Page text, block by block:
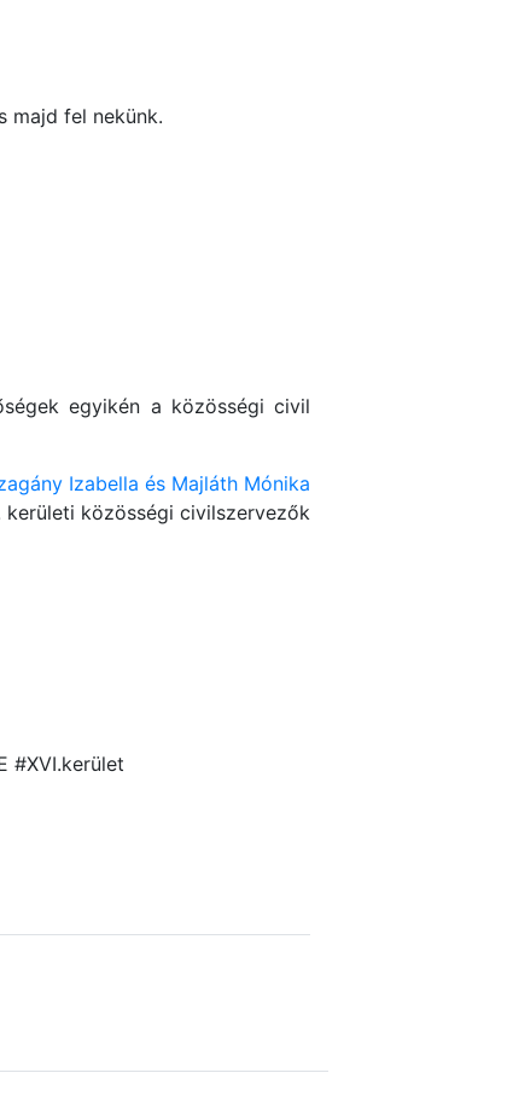
majd fel nekünk.
egyikén a közösségi civil
Izabella és Majláth Mónika
kerületi közösségi civilszervezők
#XVI.kerület